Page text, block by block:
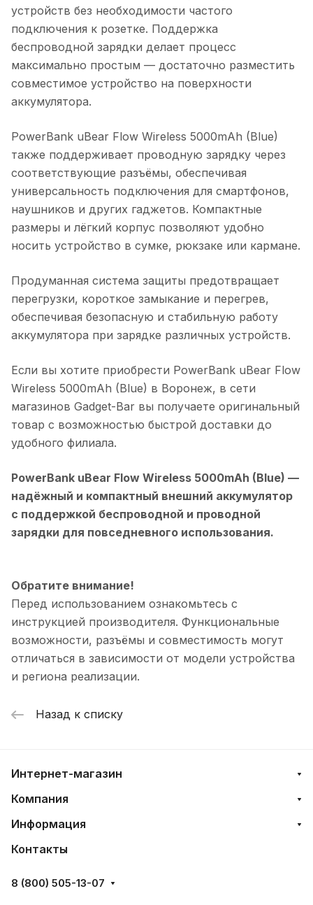
устройств без необходимости частого
подключения к розетке. Поддержка
беспроводной зарядки делает процесс
максимально простым — достаточно разместить
совместимое устройство на поверхности
аккумулятора.
PowerBank uBear Flow Wireless 5000mAh (Blue)
также поддерживает проводную зарядку через
соответствующие разъёмы, обеспечивая
универсальность подключения для смартфонов,
наушников и других гаджетов. Компактные
размеры и лёгкий корпус позволяют удобно
носить устройство в сумке, рюкзаке или кармане.
Продуманная система защиты предотвращает
перегрузки, короткое замыкание и перегрев,
обеспечивая безопасную и стабильную работу
аккумулятора при зарядке различных устройств.
Если вы хотите приобрести PowerBank uBear Flow
Wireless 5000mAh (Blue) в Воронеж, в сети
магазинов Gadget-Bar вы получаете оригинальный
товар с возможностью быстрой доставки до
удобного филиала.
PowerBank uBear Flow Wireless 5000mAh (Blue) —
надёжный и компактный внешний аккумулятор
с поддержкой беспроводной и проводной
зарядки для повседневного использования.
Обратите внимание!
Перед использованием ознакомьтесь с
инструкцией производителя. Функциональные
возможности, разъёмы и совместимость могут
отличаться в зависимости от модели устройства
и региона реализации.
Назад к списку
Интернет-магазин
Компания
Информация
Контакты
8 (800) 505-13-07